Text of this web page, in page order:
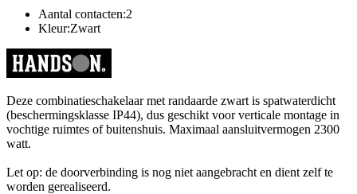
Aantal contacten:2
Kleur:Zwart
Deze combinatieschakelaar met randaarde zwart is spatwaterdicht
(beschermingsklasse IP44), dus geschikt voor verticale montage in
vochtige ruimtes of buitenshuis. Maximaal aansluitvermogen 2300
watt.
Let op: de doorverbinding is nog niet aangebracht en dient zelf te
worden gerealiseerd.